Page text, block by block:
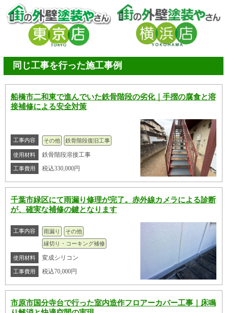
同じ工事を行った施工事例
船橋市二和東で進んでいた鉄骨階段の劣化｜手摺の腐食と溶
接補修による安全対策
工事内容 その他 鉄骨階段復旧工事
使用材料 鉄骨階段溶接工事
工事費用 税込330,000円
千葉市緑区にて雨漏り修理が完了。赤外線カメラによる診断
が、確実な補修の鍵となります
工事内容 雨漏り
その他
縁切り・コーキング補修
使用材料 変成シリコン
工事費用 税込70,000円
市原市国分寺台で行った室内造作フロアーカバー工事｜床鳴